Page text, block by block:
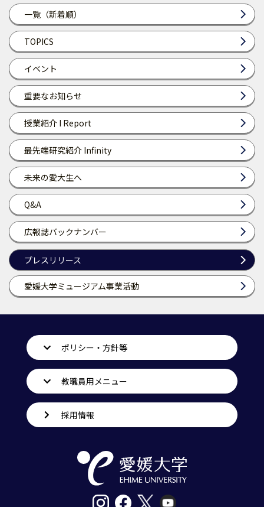
一覧（新着順）
TOPICS
イベント
重要なお知らせ
授業紹介 I Report
最先端研究紹介 Infinity
未来の愛大生へ
Q&A
広報誌バックナンバー
プレスリリース
愛媛大学ミュージアム事業活動
ポリシー・方針等
教職員用メニュー
採用情報